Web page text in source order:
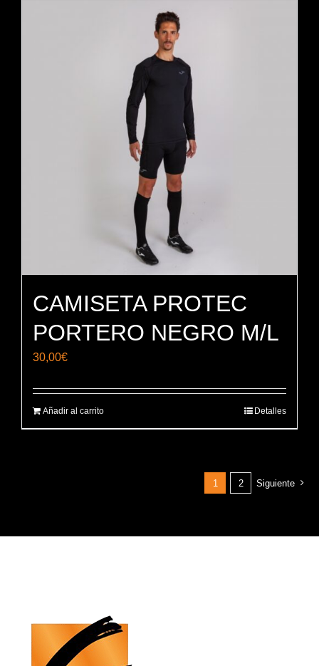
CAMISETA PROTEC
PORTERO NEGRO M/L
30,00€
Añadir al carrito Detalles
1 2 Siguiente